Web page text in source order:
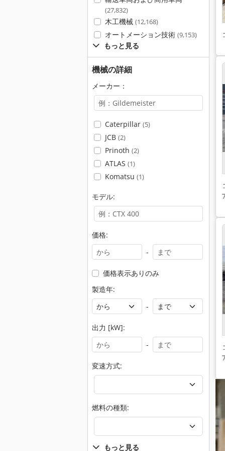
(27,832)
木工機械 (12,168)
オートメーション技術 (9,153)
もっと見る
機械の詳細
メーカー：
Caterpillar (5)
JCB (2)
Prinoth (2)
ATLAS (1)
Komatsu (1)
モデル:
価格:
-
価格表示ありのみ
製造年:
-
出力 [kW]:
-
変速方式:
燃料の種類:
もっと見る